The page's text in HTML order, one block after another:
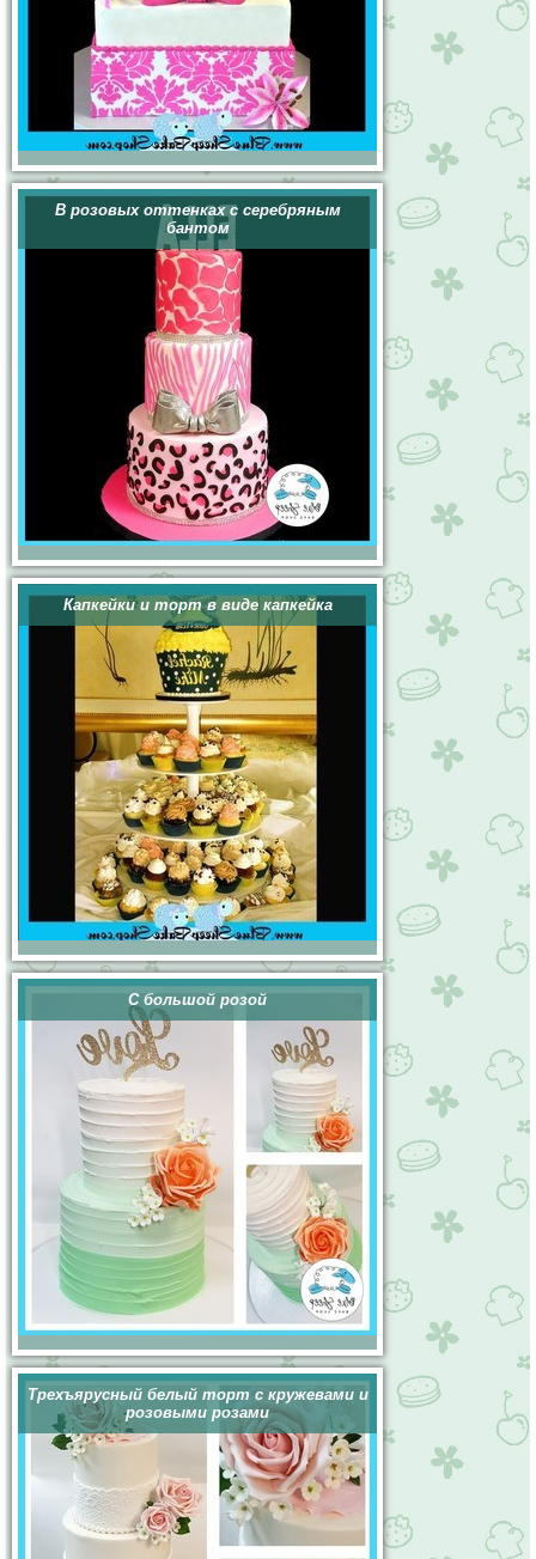
В розовых оттенках с серебряным
бантом
Капкейки и торт в виде капкейка
С большой розой
Трехъярусный белый торт с кружевами и
розовыми розами